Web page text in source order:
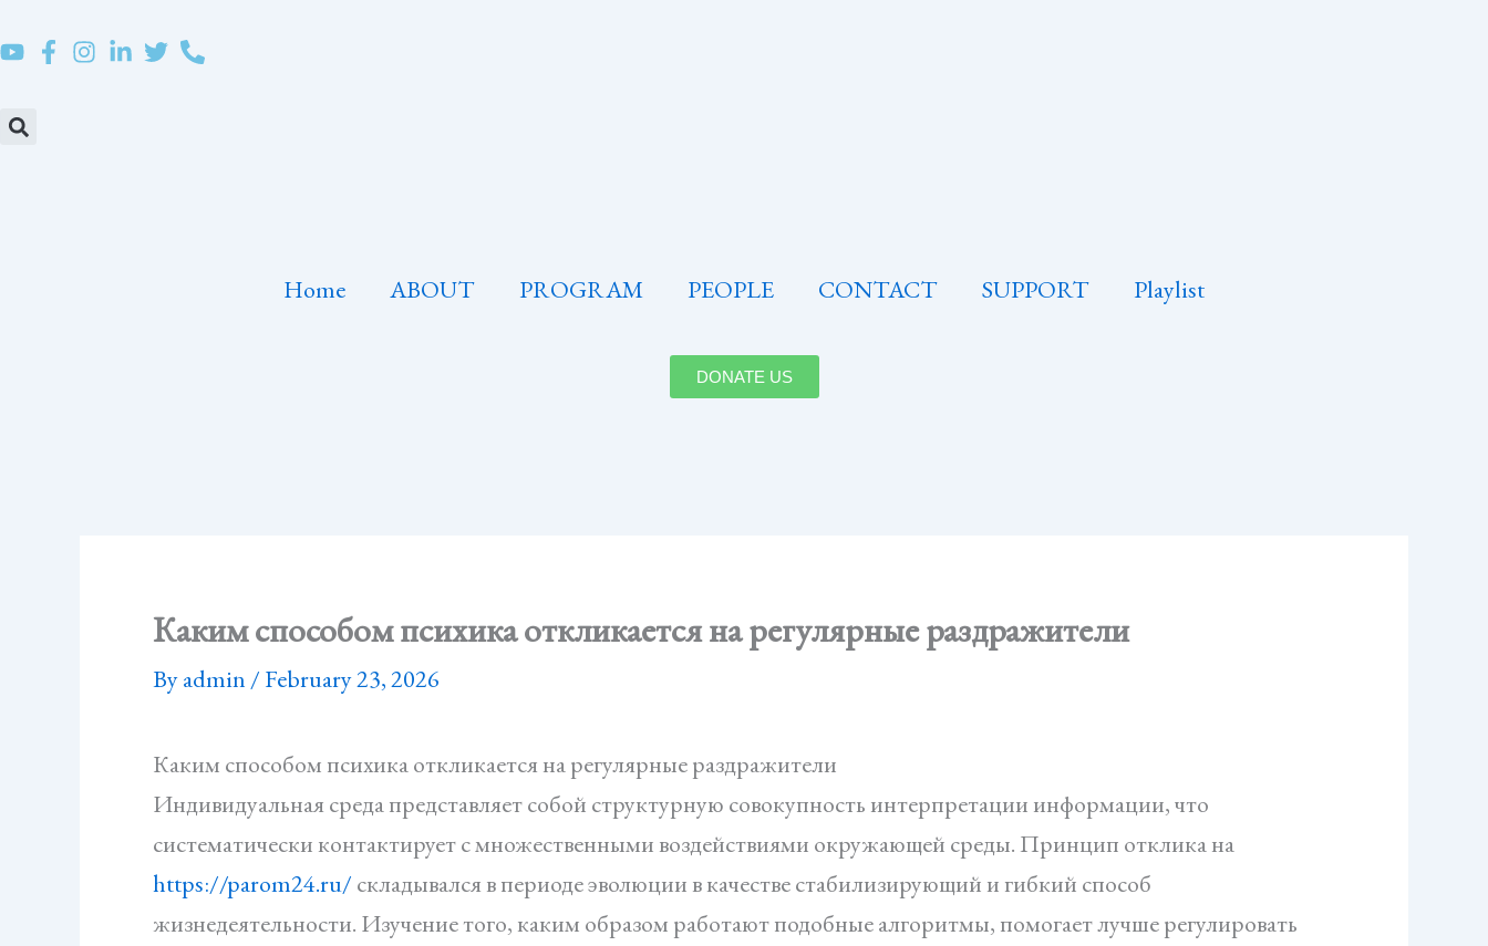
to
Home ABOUT PROGRAM PEOPLE CONTACT SUPPORT Playlist
DONATE US
Каким способом психика откликается на регулярные раздражители
Byadmin / February 23, 2026
Каким способом психика откликается на регулярные раздражители
Индивидуальная среда представляет собой структурную совокупность интерпретации информации, что
систематически контактирует с множественными воздействиями окружающей среды. Принцип отклика на
https://parom24.ru/ складывался в периоде эволюции в качестве стабилизирующий и гибкий способ
жизнедеятельности. Изучение того, каким образом работают подобные алгоритмы, помогает лучше регулировать